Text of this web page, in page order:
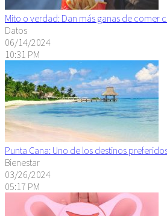
Mito o verdad: Dan más ganas de comer
Datos
06/14/2024
10:31 PM
Punta Cana: Uno de los destinos
Bienestar
03/26/2024
05:17 PM